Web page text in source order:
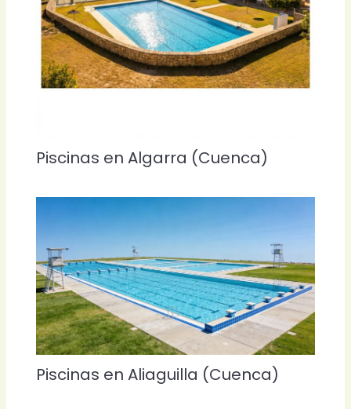
Piscinas en Algarra (Cuenca)
Piscinas en Aliaguilla (Cuenca)